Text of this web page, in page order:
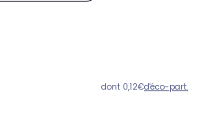
dont 0,12€d'éco-part.